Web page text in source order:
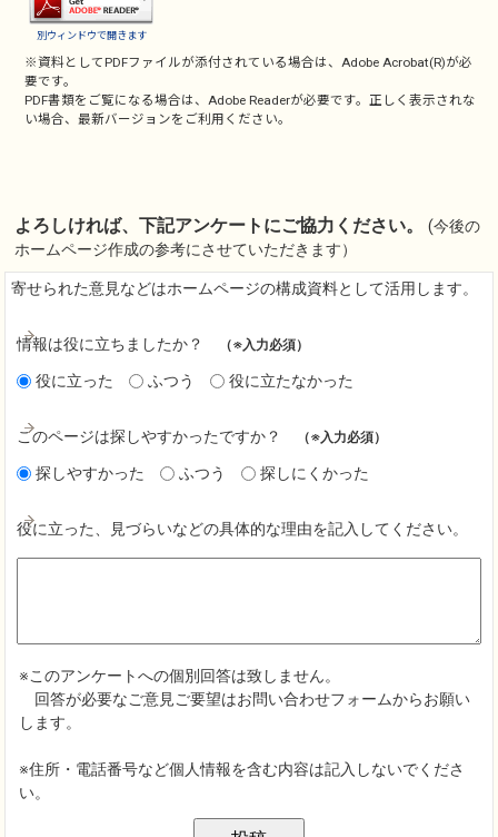
別ウィンドウで開きます
※資料としてPDFファイルが添付されている場合は、Adobe Acrobat(R)が必
要です。
PDF書類をご覧になる場合は、Adobe Readerが必要です。正しく表示されな
い場合、最新バージョンをご利用ください。